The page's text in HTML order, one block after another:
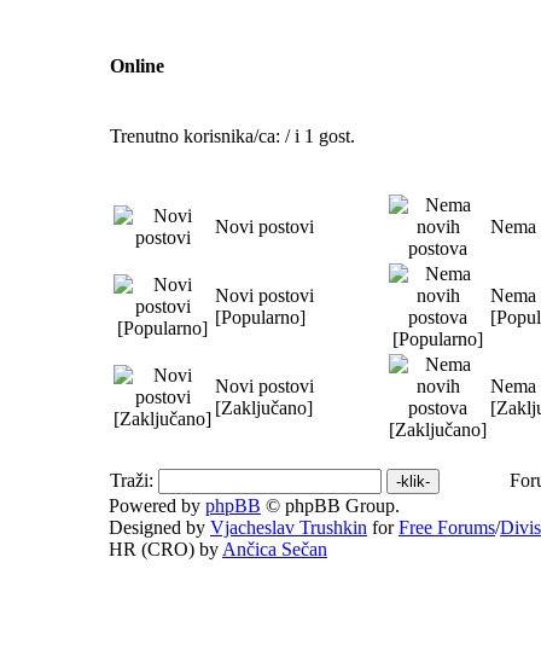
Online
Trenutno korisnika/ca: / i 1 gost.
Novi postovi Nema
Novi postovi
[Popularno]
Nema
Novi postovi
[Zaključano]
Nema
Traži:
Powered by phpBB © phpBB Group.
Designed by Vjacheslav Trushkin forFree Forums/
HR (CRO) by Ančica Sečan